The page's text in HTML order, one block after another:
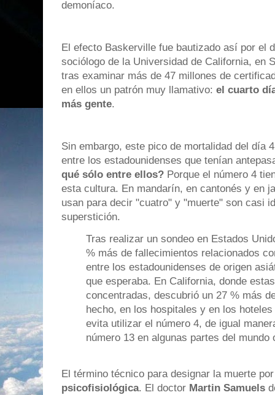
demoníaco.
El efecto Baskerville fue bautizado así por el
sociólogo de la Universidad de California, en
tras examinar más de 47 millones de
en ellos un patrón muy llamativo: el cuarto
más gente.
Sin embargo, este pico de mortalidad del día
entre los estadounidenses que tenían
qué sólo entre ellos? Porque el número 4
esta cultura. En mandarín, en cantonés y en
usan para decir "cuatro" y "muerte" son casi
superstición.
Tras realizar un sondeo en Estados
% más de fallecimientos relacionados
entre los estadounidenses de origen
que esperaba. En California, donde
concentradas, descubrió un 27 % más
hecho, en los hospitales y en los
evita utilizar el número 4, de igual
número 13 en algunas partes del mundo
El término técnico para designar la muerte
psicofisiológica. El doctor Martin Samuels